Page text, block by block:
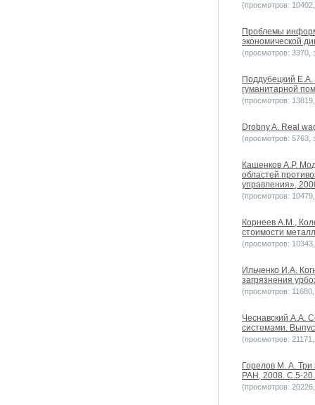
(просмотров:
Проблемы
экономической
(просмотров: 3370,
Поддубецкий
гуманитарной
(просмотров:
Drobny A. Real
(просмотров: 5763,
Кашенков А.Р.
областей
управления»,
(просмотров:
Корнеев А.М.,
стоимости
(просмотров:
Ильченко И.А.
загрязнения
(просмотров:
Чеснавский А.А.
системами.
(просмотров:
Горелов М. А.
РАН, 2008. С.5-20.
(просмотров: